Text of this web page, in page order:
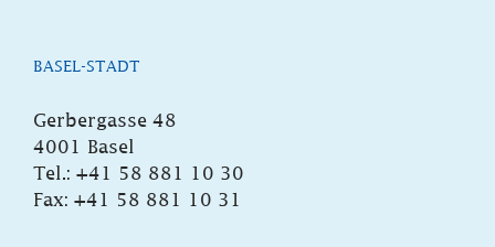
BASEL-STADT
Gerbergasse 48
4001 Basel
Tel.: +41 58 881 10 30
Fax: +41 58 881 10 31